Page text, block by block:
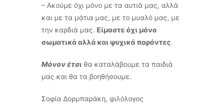
– Ακούμε όχι μόνο με τα αυτιά μας, αλλά
και με τα μάτια μας, με το μυαλό μας, με
την καρδιά μας. Είμαστε όχι μόνο
σωματικά αλλά και ψυχικά παρόντες.
Μόνον έτσι θα καταλάβουμε τα παιδιά
μας και θα τα βοηθήσουμε.
Σοφία Δορμπαράκη, φιλόλογος